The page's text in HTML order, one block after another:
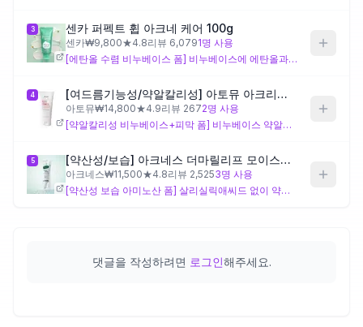
3 센카 퍼펙트 휩 아크네 케어 100g
센카₩9,800★4.8리뷰 6,0791명 사용
[에탄올 수렴 비누베이스 폼] 비누베이스에 에탄올과 비즈왁스를 더해 피지 제거와 모공 수렴을 겨냥한 설계이며, 향료도 포함되어 있습니다. 지성 피부의 번들거림 관리를 목표로 한 구성이나, 저녁 세안에 반복적으로 사용할 경우 에탄올·향료로 인한 피부 자극 누적 여부를 체크해볼 필요가 있습니다.
4 [여드름기능성/약알칼리성] 아토뮤 아크리스 폼클렌저 120ml
아토뮤₩14,800★4.9리뷰 2672명 사용
[약알칼리성 비누베이스+피막 폼] 비누베이스 약알칼리성 세정에 비즈왁스·폴리쿼터늄-7을 더해 세정 후 건조감을 완화하려는 설계 의도가 읽히는 제품으로, 지성 여드름성 피부를 겨냥하면서 세안 후 속당김을 줄이는 구성입니다. 살리실릭애씨드도 포함되어 여드름 기능성 성분을 유지하면서 기존 비누베이스 제품과 다른 사용감을 원할 때 비교 대상이 되며, 강한 세정이 부담스러운 날에 적합할 수 있습니다.
5 [약산성/보습] 아크네스 더마릴리프 모이스처 폼클렌저 200ml
아크네스₩11,500★4.8리뷰 2,5253명 사용
[약산성 보습 아미노산 폼] 살리실릭애씨드 없이 약산성 아미노산계 계면활성제와 마데카소사이드·프로폴리스·베타인 등 진정·보습 성분 위주로 설계된 제품으로, 여드름 기능성 인증 성분보다 세정 후 수분 유지와 장벽 보호에 초점을 둔 구성입니다. 지성이지만 잦은 세안으로 세안 후 당김이 생기거나 피부 장벽이 약해진 상태라면 적합하나, 피지 세정력이나 각질 케어 효과는 다른 제품들과 설계 방향이 다릅니다.
댓글을 작성하려면 로그인해주세요.